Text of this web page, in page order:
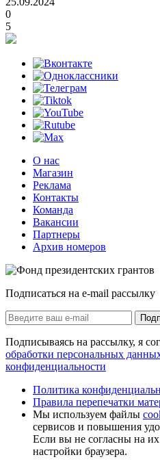
0
5
О нас
Магазин
Реклама
Контакты
Команда
Вакансии
Партнеры
Архив номеров
Подписаться на e-mail рассылку
Подписываясь на рассылку, я
обработки персональных
конфиденциальности
Политика
Правила перепечатки
Мы используем файлы
сервисов и повышения
Если вы не согласны на
настройки браузера.